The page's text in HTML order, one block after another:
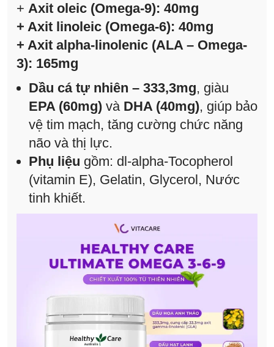
+ Axit oleic (Omega-9): 40mg
+ Axit linoleic (Omega-6): 40mg
+ Axit alpha-linolenic (ALA – Omega-
3): 165mg
Dầu cá tự nhiên – 333,3mg, giàu
EPA (60mg) và DHA (40mg), giúp bảo
vệ tim mạch, tăng cường chức năng
não và thị lực.
Phụ liệu gồm: dl-alpha-Tocopherol
(vitamin E), Gelatin, Glycerol, Nước
tinh khiết.